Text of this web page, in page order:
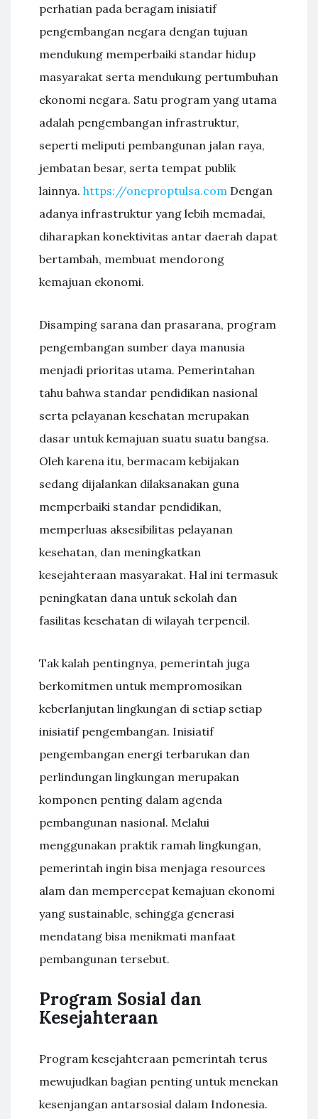
perhatian pada beragam inisiatif
pengembangan negara dengan tujuan
mendukung memperbaiki standar hidup
masyarakat serta mendukung pertumbuhan
ekonomi negara. Satu program yang utama
adalah pengembangan infrastruktur,
seperti meliputi pembangunan jalan raya,
jembatan besar, serta tempat publik
lainnya. https://oneproptulsa.com Dengan
adanya infrastruktur yang lebih memadai,
diharapkan konektivitas antar daerah dapat
bertambah, membuat mendorong
kemajuan ekonomi.
Disamping sarana dan prasarana, program
pengembangan sumber daya manusia
menjadi prioritas utama. Pemerintahan
tahu bahwa standar pendidikan nasional
serta pelayanan kesehatan merupakan
dasar untuk kemajuan suatu suatu bangsa.
Oleh karena itu, bermacam kebijakan
sedang dijalankan dilaksanakan guna
memperbaiki standar pendidikan,
memperluas aksesibilitas pelayanan
kesehatan, dan meningkatkan
kesejahteraan masyarakat. Hal ini termasuk
peningkatan dana untuk sekolah dan
fasilitas kesehatan di wilayah terpencil.
Tak kalah pentingnya, pemerintah juga
berkomitmen untuk mempromosikan
keberlanjutan lingkungan di setiap setiap
inisiatif pengembangan. Inisiatif
pengembangan energi terbarukan dan
perlindungan lingkungan merupakan
komponen penting dalam agenda
pembangunan nasional. Melalui
menggunakan praktik ramah lingkungan,
pemerintah ingin bisa menjaga resources
alam dan mempercepat kemajuan ekonomi
yang sustainable, sehingga generasi
mendatang bisa menikmati manfaat
pembangunan tersebut.
Program Sosial dan
Kesejahteraan
Program kesejahteraan pemerintah terus
mewujudkan bagian penting untuk menekan
kesenjangan antarsosial dalam Indonesia.